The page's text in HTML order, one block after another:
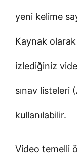
yeni kelime
Kaynak
izlediğiniz
sınav listeleri
kullanılabilir.
Video temelli